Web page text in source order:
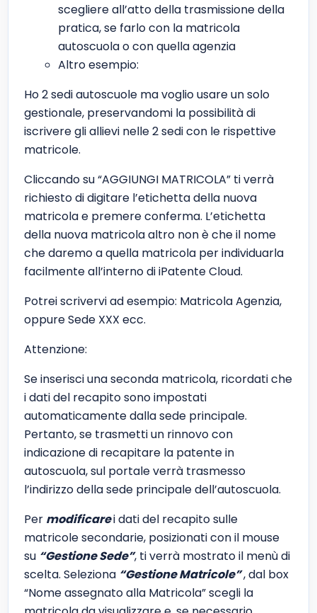
scegliere all’atto della trasmissione della
pratica, se farlo con la matricola
autoscuola o con quella agenzia
Altro esempio:
Ho 2 sedi autoscuole ma voglio usare un solo
gestionale, preservandomi la possibilità di
iscrivere gli allievi nelle 2 sedi con le rispettive
matricole.
Cliccando su “AGGIUNGI MATRICOLA” ti verrà
richiesto di digitare l’etichetta della nuova
matricola e premere conferma. L’etichetta
della nuova matricola altro non è che il nome
che daremo a quella matricola per individuarla
facilmente all’interno di iPatente Cloud.
Potrei scrivervi ad esempio: Matricola Agenzia,
oppure Sede XXX ecc.
Attenzione:
Se inserisci una seconda matricola, ricordati che
i dati del recapito sono impostati
automaticamente dalla sede principale.
Pertanto, se trasmetti un rinnovo con
indicazione di recapitare la patente in
autoscuola, sul portale verrà trasmesso
l’indirizzo della sede principale dell’autoscuola.
Per modificarei dati del recapito sulle
matricole secondarie, posizionati con il mouse
su “Gestione Sede”, ti verrà mostrato il menù di
scelta. Seleziona “Gestione Matricole”, dal box
“Nome assegnato alla Matricola” scegli la